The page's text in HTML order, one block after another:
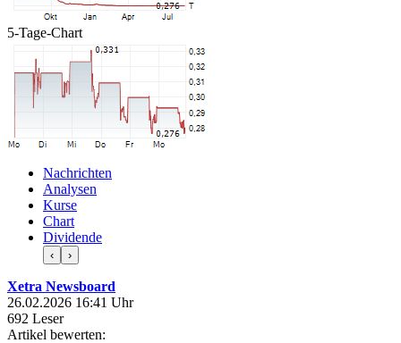
5-Tage-Chart
Nachrichten
Analysen
Kurse
Chart
Dividende
‹ ›
Xetra Newsboard
26.02.2026 16:41 Uhr
692 Leser
Artikel bewerten: